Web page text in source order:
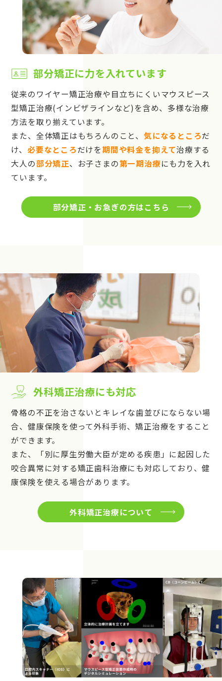
部分矯正に力を入れています
従来のワイヤー矯正治療や目立ちにくいマウスピース
型矯正治療(インビザラインなど)を含め、多様な治療
方法を取り揃えています。
また、全体矯正はもちろんのこと、 気になるところだ
け、 必要なところだけを期間や料金を抑えて治療する
大人の部分矯正、お子さまの第一期治療にも力を入れ
ています。
部分矯正・お急ぎの方はこちら
外科矯正治療にも対応
骨格の不正を治さないとキレイな歯並びにならない場
合、健康保険を使って外科手術、矯正治療をすること
ができます。
また、「別に厚生労働大臣が定める疾患」に起因した
咬合異常に対する矯正歯科治療にも対応しており、健
康保険を使える場合があります。
外科矯正治療について